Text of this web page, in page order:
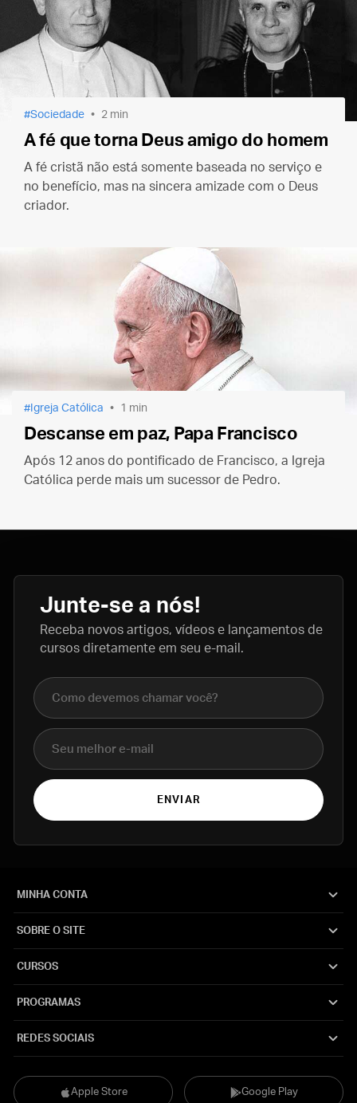
Sociedade 2 min
A fé que torna Deus amigo do homem
A fé cristã não está somente baseada no serviço e
no benefício, mas na sincera amizade com o Deus
criador.
Igreja Católica 1 min
Descanse em paz, Papa Francisco
Após 12 anos do pontificado de Francisco, a Igreja
Católica perde mais um sucessor de Pedro.
Junte-se a nós!
Receba novos artigos, vídeos e lançamentos de
cursos diretamente em seu e-mail.
Nome completo
E-mail
ENVIAR
Apple Store Google Play
MINHA CONTA
SOBRE O SITE
CURSOS
PROGRAMAS
REDES SOCIAIS